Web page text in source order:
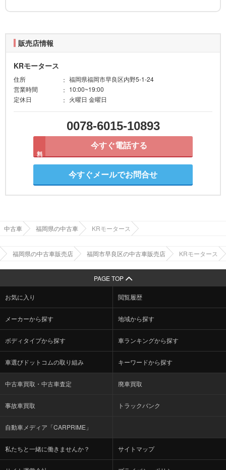
販売店情報
KRモータース
住所
福岡県福岡市早良区内野5-1-24
営業時間
10:00~19:00
定休日
火曜日 金曜日
0078-6015-10893
今すぐ電話する
今すぐメールでお問合せ
中古車 福岡県の中古車 KRモータース
福岡県の中古車販売店 福岡市早良区の中古車販売店 KRモータース
PAGE TOP
お気に入り 閲覧履歴
メーカーから探す 地域から探す
ボディタイプから探す 車ランキングから探す
車選びドットコムの取り組み キーワードから探す
中古車買取・中古車査定 廃車買取
事故車買取 トラックバンク
自動車メディア「CARPRIME」
私たちと一緒に働きませんか？ サイトマップ